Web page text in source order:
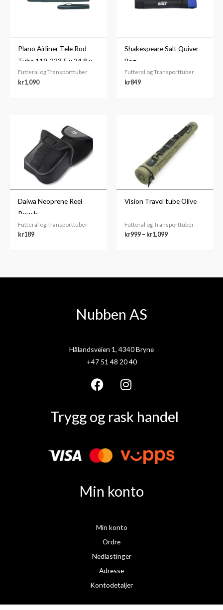
Plano Airliner Tele Rod
Tube 119-223,5 x 24,8 x
14cm
Futteral og Transporttuber
kr1,090
Shakespeare Salt Quiver
Bag
Futteral og Transporttuber
kr849
Daiwa Neoprene Reel
Pouch
Futteral og Transporttuber
kr189
Vision Travel tube Olive
Futteral og Transporttuber
kr999 – kr1,099
kr999
kr1,099
Nubben AS
Hålandsveien 1, 4340 Bryne
+47 51 48 20 40
F
c
b
o
I
s
g
m
Trygg og rask handel
Min konto
Min konto
Ordre
Nedlastinger
Adresse
Kontodetaljer